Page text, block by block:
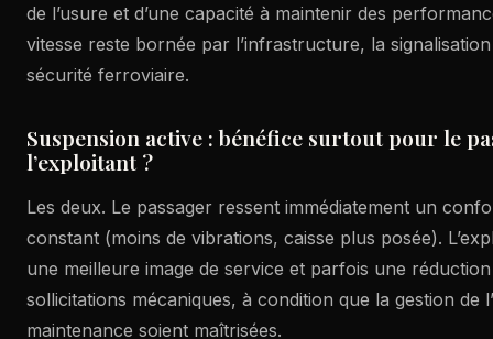
de l’usure et d’une capacité à maintenir des
vitesse reste bornée par l’infrastructure, la
sécurité ferroviaire.
Suspension active : bénéfice surtout pour le
l’exploitant ?
Les deux. Le passager ressent immédiatement un
constant (moins de vibrations, caisse plus posée).
une meilleure image de service et parfois une
sollicitations mécaniques, à condition que la gestion de
maintenance soient maîtrisées.